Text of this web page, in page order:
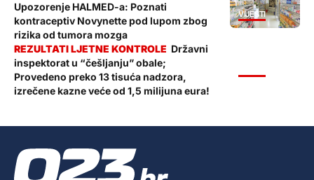
VIJESTI
Upozorenje HALMED-a: Poznati
kontraceptiv Novynette pod lupom zbog
rizika od tumora mozga
Državni
inspektorat u “češljanju” obale;
Provedeno preko 13 tisuća nadzora,
izrečene kazne veće od 1,5 milijuna eura!